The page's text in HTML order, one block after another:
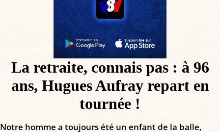
La retraite, connais pas : à 96
ans, Hugues Aufray repart en
tournée !
Notre homme a toujours été un enfant de la balle,